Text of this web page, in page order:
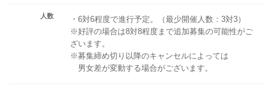
人数
・6対6程度で進行予定。（最少開催人数：3対3）
※好評の場合は8対8程度まで追加募集の可能性がご
ざいます。
※募集締め切り以降のキャンセルによっては
男女差が変動する場合がございます。